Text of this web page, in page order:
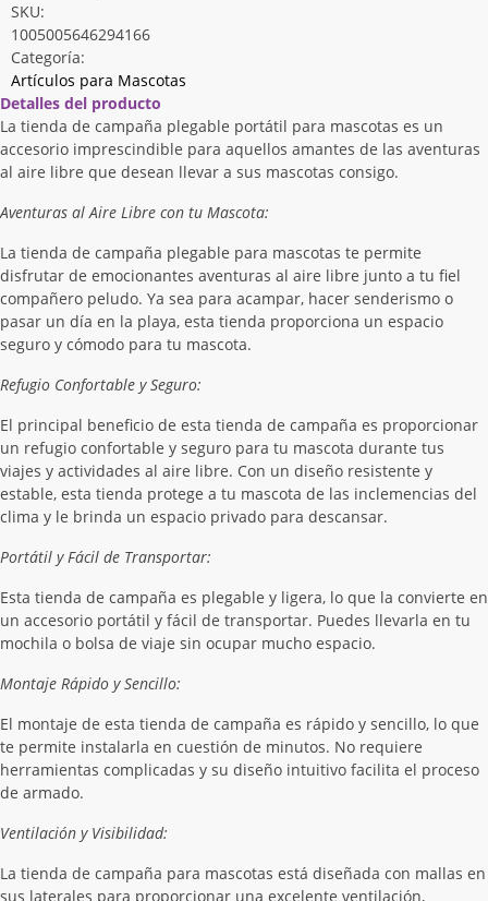
SKU:
1005005646294166
Categoría:
Artículos para Mascotas
Detalles del producto
La tienda de campaña plegable portátil para mascotas es un
accesorio imprescindible para aquellos amantes de las aventuras
al aire libre que desean llevar a sus mascotas consigo.
Aventuras al Aire Libre con tu Mascota:
La tienda de campaña plegable para mascotas te permite
disfrutar de emocionantes aventuras al aire libre junto a tu fiel
compañero peludo. Ya sea para acampar, hacer senderismo o
pasar un día en la playa, esta tienda proporciona un espacio
seguro y cómodo para tu mascota.
Refugio Confortable y Seguro:
El principal beneficio de esta tienda de campaña es proporcionar
un refugio confortable y seguro para tu mascota durante tus
viajes y actividades al aire libre. Con un diseño resistente y
estable, esta tienda protege a tu mascota de las inclemencias del
clima y le brinda un espacio privado para descansar.
Portátil y Fácil de Transportar:
Esta tienda de campaña es plegable y ligera, lo que la convierte en
un accesorio portátil y fácil de transportar. Puedes llevarla en tu
mochila o bolsa de viaje sin ocupar mucho espacio.
Montaje Rápido y Sencillo:
El montaje de esta tienda de campaña es rápido y sencillo, lo que
te permite instalarla en cuestión de minutos. No requiere
herramientas complicadas y su diseño intuitivo facilita el proceso
de armado.
Ventilación y Visibilidad:
La tienda de campaña para mascotas está diseñada con mallas en
sus laterales para proporcionar una excelente ventilación,